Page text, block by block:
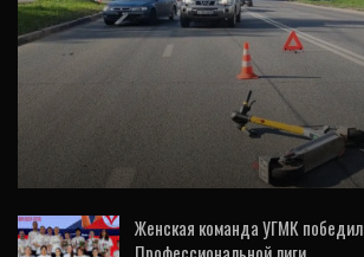
ОБЩЕСТВО
В Екатеринбурге
сбил самокатчика
Женская команда УГМК